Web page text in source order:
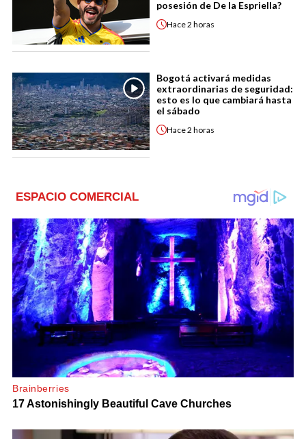
posesión de De la Espriella?
Hace2 horas
Bogotá activará medidas
extraordinarias de seguridad:
esto es lo que cambiará hasta
el sábado
Hace2 horas